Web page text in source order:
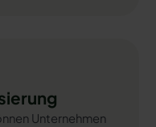
Unternehmen